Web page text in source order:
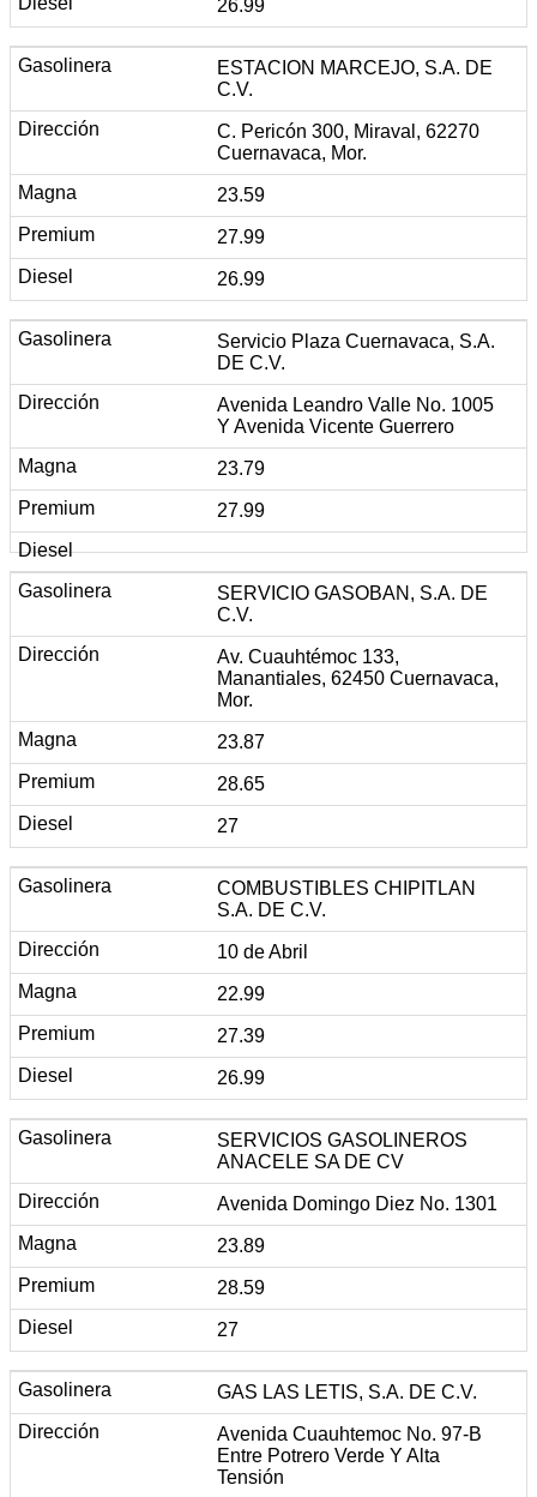
26.99
ESTACION MARCEJO, S.A. DE
C.V.
C. Pericón 300, Miraval, 62270
Cuernavaca, Mor.
23.59
27.99
26.99
Servicio Plaza Cuernavaca, S.A.
DE C.V.
Avenida Leandro Valle No. 1005
Y Avenida Vicente Guerrero
23.79
27.99
SERVICIO GASOBAN, S.A. DE
C.V.
Av. Cuauhtémoc 133,
Manantiales, 62450 Cuernavaca,
Mor.
23.87
28.65
27
COMBUSTIBLES CHIPITLAN
S.A. DE C.V.
10 de Abril
22.99
27.39
26.99
SERVICIOS GASOLINEROS
ANACELE SA DE CV
Avenida Domingo Diez No. 1301
23.89
28.59
27
GAS LAS LETIS, S.A. DE C.V.
Avenida Cuauhtemoc No. 97-B
Entre Potrero Verde Y Alta
Tensión